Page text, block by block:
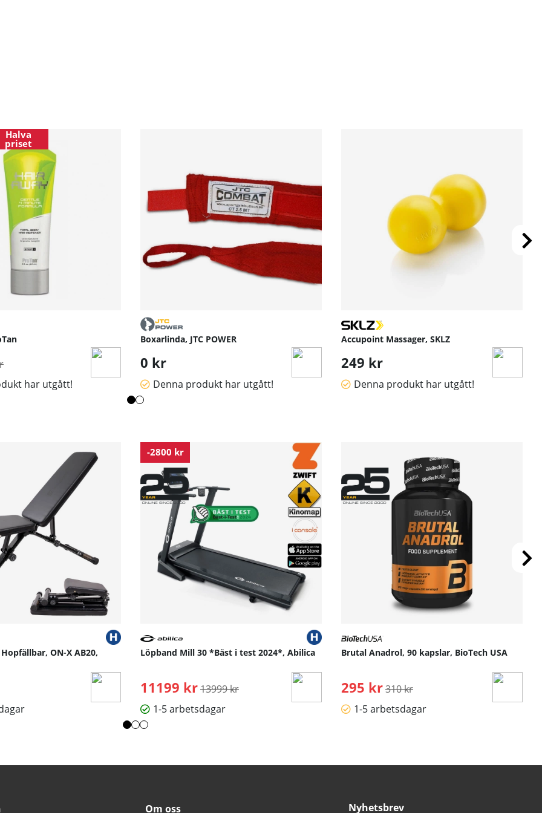
Halva
priset
pris:
har utgått!
Boxarlinda, JTC POWER
0 kr
Denna produkt har utgått!
Accupoint Massager, SKLZ
249 kr
Denna produkt har utgått!
ON-X AB20,
-2800 kr
Löpband Mill 30 *Bäst i test 2024*, Abilica
11199 kr Ordinarie pris:
13999 kr
1-5 arbetsdagar
Brutal Anadrol, 90 kapslar, BioTech USA
295 kr Ordinarie pris:
310 kr
1-5 arbetsdagar
Om oss Nyhetsbrev